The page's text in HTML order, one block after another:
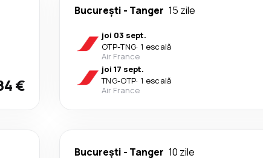
€
București - Tanger 15 zile
joi 03 sept.
OTP-TNG· 1 escală
Air France
joi 17 sept.
TNG-OTP· 1 escală
Air France
București - Tanger 10 zile